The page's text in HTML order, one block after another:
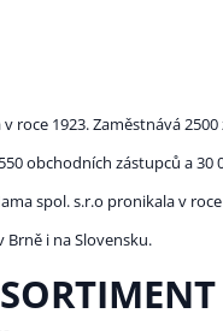
v roce 1923. Zaměstnává
obchodních zástupců a
spol. s.r.o pronikala v
Brně i na Slovensku.